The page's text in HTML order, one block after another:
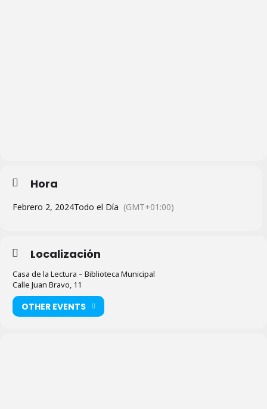
Hora
Febrero 2, 2024Todo el Día (GMT+01:00)
Localización
Casa de la Lectura – Biblioteca Municipal
Calle Juan Bravo, 11
OTHER EVENTS